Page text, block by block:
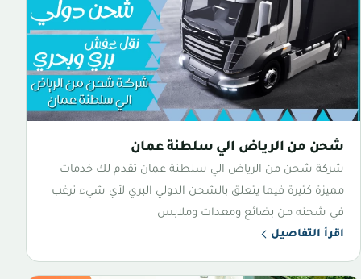
شحن من الرياض الي سلطنة عمان
شركة شحن من الرياض الي سلطنة عمان تقدم لك خدمات
مميزة كثيرة فيما يتعلق بالشحن الدولي البري لأي شيء ترغب
في شحنه من بضائع ومعدات وملابس
اقرأ التفاصيل